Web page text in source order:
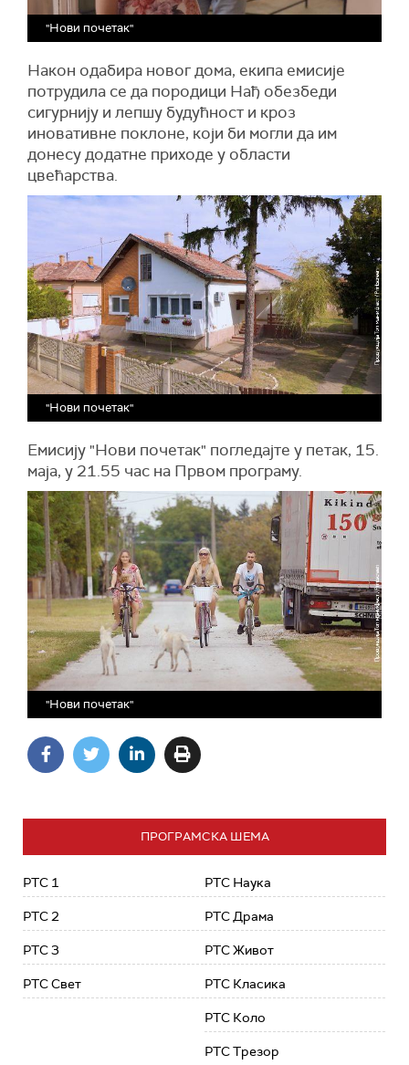
"Нови почетак"
Након одабира новог дома, екипа емисије
потрудила се да породици Нађ обезбеди
сигурнију и лепшу будућност и кроз
иновативне поклоне, који би могли да им
донесу додатне приходе у области
цвећарства.
"Нови почетак"
Емисију "Нови почетак" погледајте у петак, 15.
маја, у 21.55 час на Првом програму.
"Нови почетак"
ПРОГРАМСКА ШЕМА
РТС 1
РТС 2
РТС 3
РТС Свет
РТС Наука
РТС Драма
РТС Живот
РТС Класика
РТС Коло
РТС Трезор